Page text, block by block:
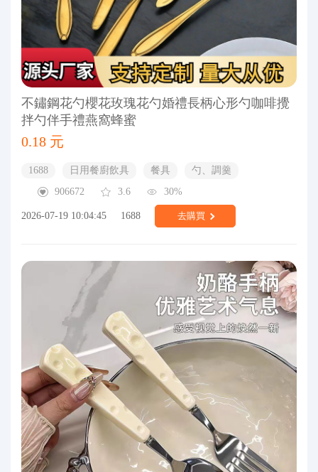
不鏽鋼花勺櫻花玫瑰花勺婚禮長柄心形勺咖啡攪
拌勺伴手禮燕窩蜂蜜
0.18 元
1688 日用餐廚飲具 餐具
勺、調羹
906672
3.6 30%
2026-07-19 10:04:45 1688 去購買